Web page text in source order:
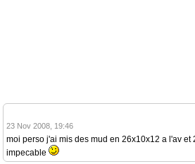
23 Nov 2008, 19:46
moi perso j'ai mis des mud en 26x10x12 a l'av et
impecable